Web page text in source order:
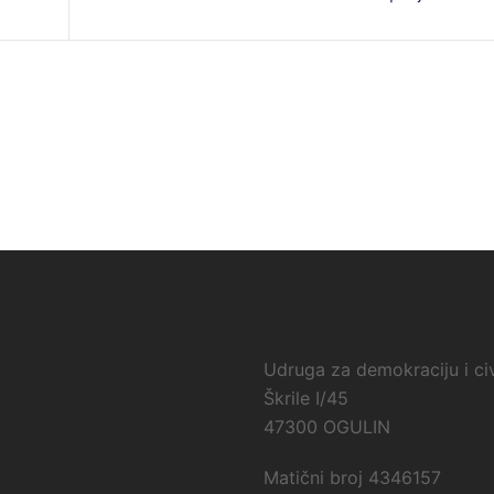
Udruga za demokraciju i
Škrile I/45
47300 OGULIN
Matični broj 4346157